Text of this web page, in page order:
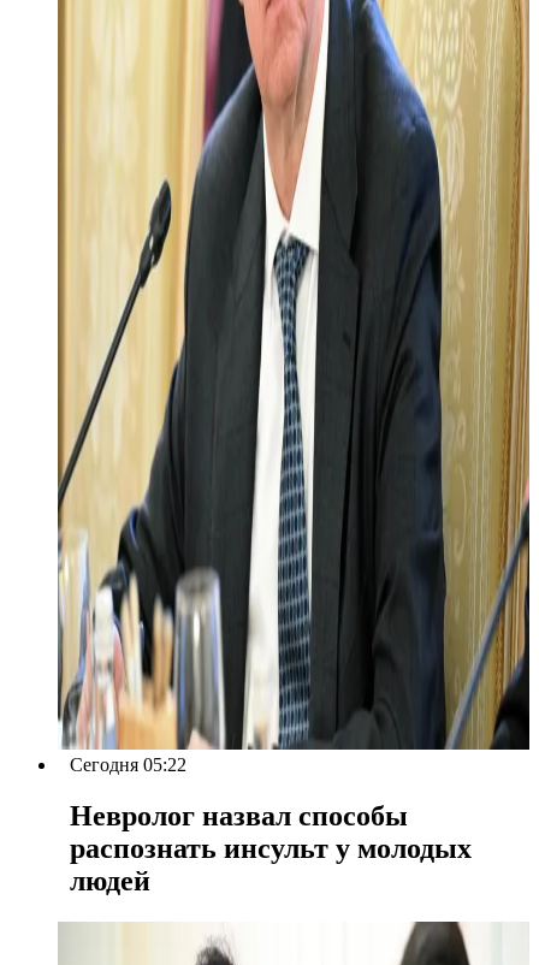
Сегодня 05:22
Невролог назвал способы
распознать инсульт у молодых
людей